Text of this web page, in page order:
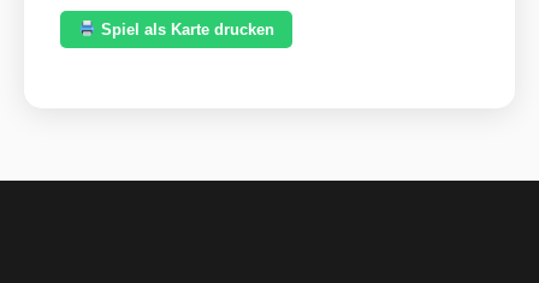
Spiel als Karte drucken